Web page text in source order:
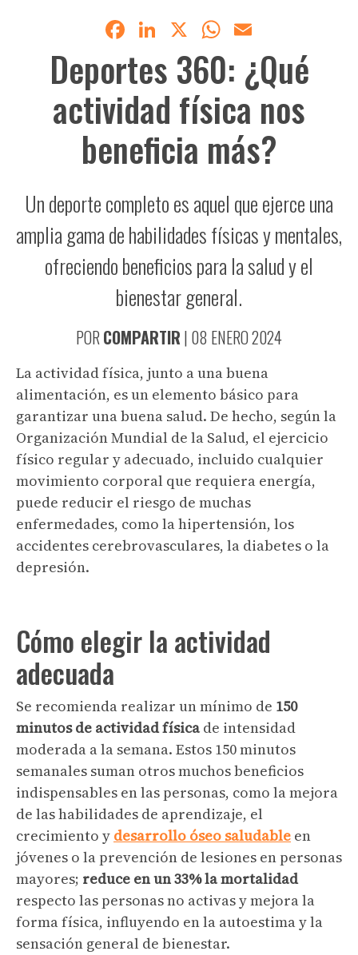
Facebook
LinkedIn
X WhatsApp
Deportes 360: ¿Qué
actividad física nos
beneficia más?
Un deporte completo es aquel que ejerce una
amplia gama de habilidades físicas y mentales,
ofreciendo beneficios para la salud y el
bienestar general.
PORCOMPARTIR | 08 ENERO 2024
La actividad física, junto a una buena
alimentación, es un elemento básico para
garantizar una buena salud. De hecho, según la
Organización Mundial de la Salud, el ejercicio
físico regular y adecuado, incluido cualquier
movimiento corporal que requiera energía,
puede reducir el riesgo de muchas
enfermedades, como la hipertensión, los
accidentes cerebrovasculares, la diabetes o la
depresión.
Cómo elegir la actividad
adecuada
Se recomienda realizar un mínimo de 150
minutos de actividad física de intensidad
moderada a la semana. Estos 150 minutos
semanales suman otros muchos beneficios
indispensables en las personas, como la mejora
de las habilidades de aprendizaje, el
crecimiento y desarrollo óseo saludable en
jóvenes o la prevención de lesiones en personas
mayores; reduce en un 33% la mortalidad
respecto las personas no activas y mejora la
forma física, influyendo en la autoestima y la
sensación general de bienestar.